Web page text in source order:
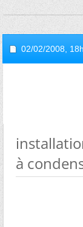
02/02/2008,
à